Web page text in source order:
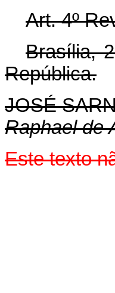
Art. 4º
Brasília,
República.
JOSÉ
Raphael de
Este texto